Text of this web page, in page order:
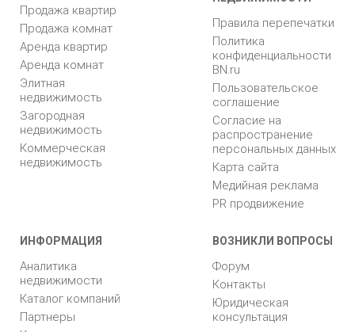
Продажа квартир
Продажа комнат
Аренда квартир
Аренда комнат
Элитная
недвижимость
Загородная
недвижимость
Коммерческая
недвижимость
Правила перепечатки
Политика
конфиденциальности
BN.ru
Пользовательское
соглашение
Согласие на
распространение
персональных данных
Карта сайта
Медийная реклама
PR продвижение
ИНФОРМАЦИЯ
Аналитика
недвижимости
Каталог компаний
Партнеры
ВОЗНИКЛИ ВОПРОСЫ
Форум
Контакты
Юридическая
консультация